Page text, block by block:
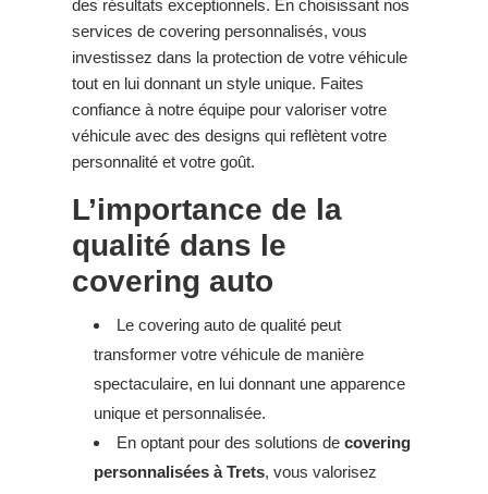
des résultats exceptionnels. En choisissant nos
services de covering personnalisés, vous
investissez dans la protection de votre véhicule
tout en lui donnant un style unique. Faites
confiance à notre équipe pour valoriser votre
véhicule avec des designs qui reflètent votre
personnalité et votre goût.
L’importance de la
qualité dans le
covering auto
Le covering auto de qualité peut
transformer votre véhicule de manière
spectaculaire, en lui donnant une apparence
unique et personnalisée.
En optant pour des solutions decovering
personnalisées à Trets, vous valorisez